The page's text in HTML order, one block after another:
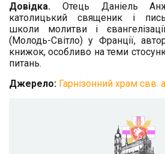
Довідка. Отець Даніель
католицький священик і
школи молитви і
(Молодь-Світло) у Франції,
книжок, особливо на теми
питань.
Джерело: Гарнізонний храм свв.